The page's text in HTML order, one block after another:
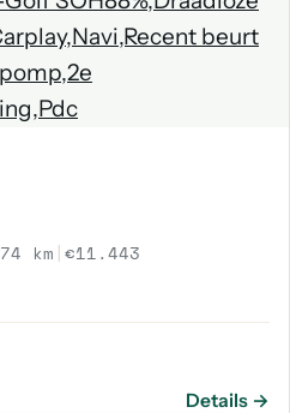
km |€11.443
Details →